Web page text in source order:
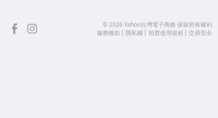
facebook ©2026 Yahoo台灣電子商務 保留所有權利
服務條款
隱私權 拍賣使用規範 交易安全